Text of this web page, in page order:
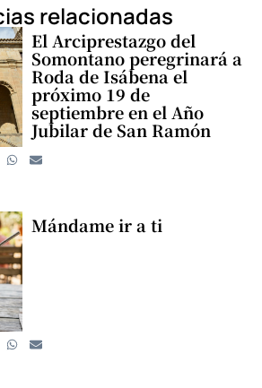
relacionadas
El Arciprestazgo del
Somontano peregrinará a
Roda de Isábena el
próximo 19 de
septiembre en el Año
Jubilar de San Ramón
Mándame ir a ti